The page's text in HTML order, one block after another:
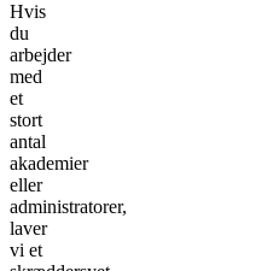
Hvis
du
arbejder
med
et
stort
antal
akademier
eller
administratorer,
laver
vi et